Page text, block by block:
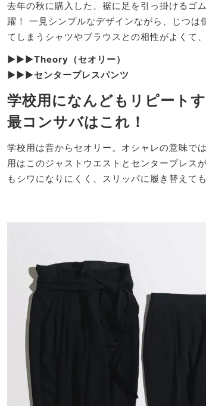
去年の秋に購入した、裾に足を引っ掛けるゴ
躍！ 一見シンプルなデザインながら、じつ
てしまうシャツやブラウスとの相性がよくて
▶︎▶︎▶︎Theory（セオリー）
▶︎▶︎▶︎センタープレスパンツ
学校用になんどもリピートす
最コンサバはこれ！
学校用は昔からセオリー。オシャレの意味で
用はこのジャストウエストとセンタープレス
もシワになりにくく、スリッパに履き替えて